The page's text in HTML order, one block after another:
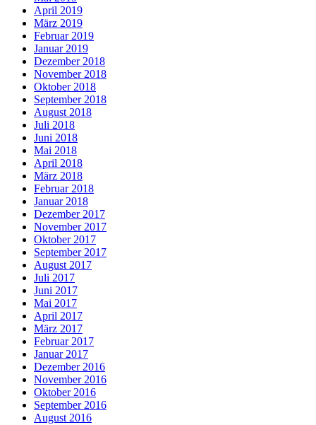
April 2019
März 2019
Februar 2019
Januar 2019
Dezember 2018
November 2018
Oktober 2018
September 2018
August 2018
Juli 2018
Juni 2018
Mai 2018
April 2018
März 2018
Februar 2018
Januar 2018
Dezember 2017
November 2017
Oktober 2017
September 2017
August 2017
Juli 2017
Juni 2017
Mai 2017
April 2017
März 2017
Februar 2017
Januar 2017
Dezember 2016
November 2016
Oktober 2016
September 2016
August 2016